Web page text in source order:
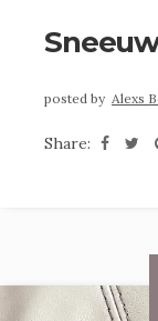
posted by Alexs
Share: